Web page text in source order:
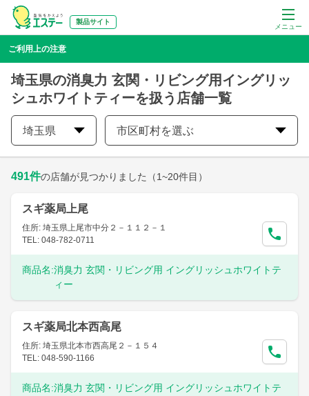
メニュー
製品サイト
ご利用上の注意
埼玉県の消臭力 玄関・リビング用イングリッ
シュホワイトティーを扱う店舗一覧
埼玉県 市区町村を選ぶ
491件の店舗が見つかりました （1~20件目）
スギ薬局上尾
住所: 埼玉県上尾市中分２－１１２－１
TEL: 048-782-0711
商品名:消臭力 玄関・リビング用 イングリッシュホワイトテ
ィー
スギ薬局北本西高尾
住所: 埼玉県北本市西高尾２－１５４
TEL: 048-590-1166
商品名:消臭力 玄関・リビング用 イングリッシュホワイトテ